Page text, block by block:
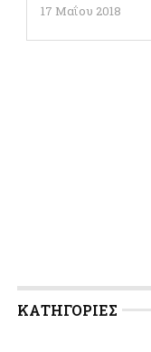
17 Μαΐου 2018
KΑΤΗΓΟΡΊΕΣ